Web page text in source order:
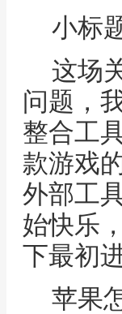
小标
这场
问题，
整合工
款游戏
外部工
始快乐
下最初
苹果